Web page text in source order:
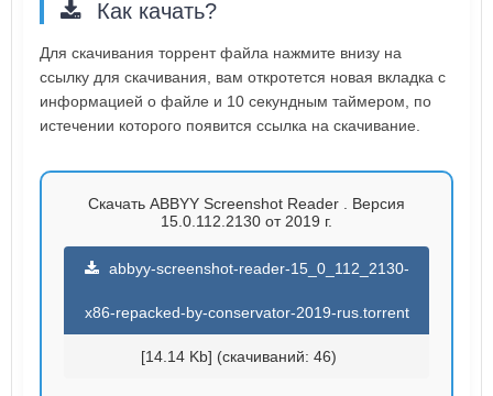
Как качать?
Для скачивания торрент файла нажмите внизу на
ссылку для скачивания, вам откротется новая вкладка с
информацией о файле и 10 секундным таймером, по
истечении которого появится ссылка на скачивание.
Скачать ABBYY Screenshot Reader . Версия
15.0.112.2130 от 2019 г.
abbyy-screenshot-reader-15_0_112_2130-
x86-repacked-by-conservator-2019-rus.torrent
[14.14 Kb] (cкачиваний: 46)